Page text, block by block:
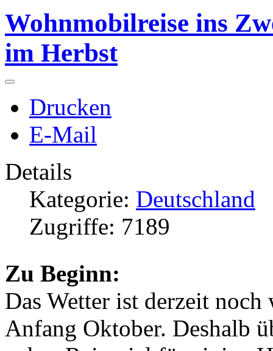
Wohnmobilreise ins
im Herbst
Drucken
E-Mail
Details
Kategorie: Deutschland
Zugriffe: 7189
Zu Beginn:
Das Wetter ist derzeit
Anfang Oktober. Deshalb